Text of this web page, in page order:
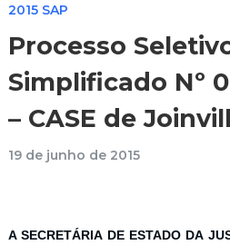
2015 SAP
Processo
Simplificado Nº
– CASE de
19 de junho de 2015
A SECRETÁRIA DE ESTADO DA